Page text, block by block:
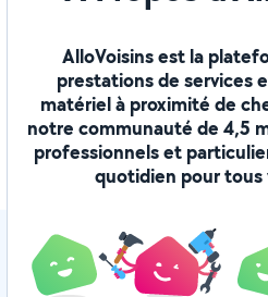
AlloVoisins est la
prestations de services
matériel à proximité de
notre communauté de 4,5
professionnels et
quotidien pour tous